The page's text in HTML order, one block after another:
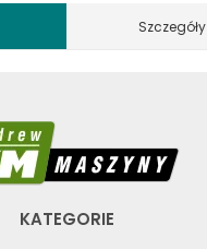
Szczegóły
KATEGORIE